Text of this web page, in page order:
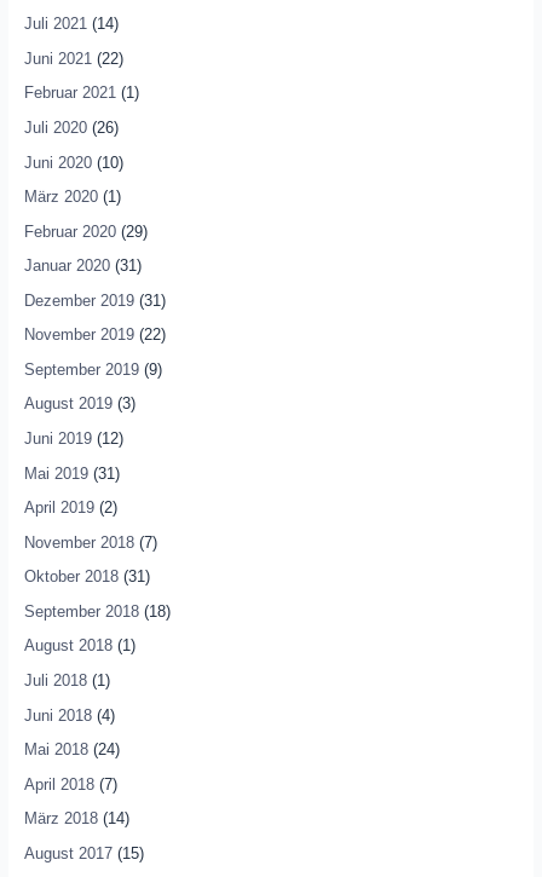
Juli 2021(14)
Juni 2021 (22)
Februar 2021(1)
Juli 2020(26)
Juni 2020(10)
März 2020(1)
Februar 2020(29)
Januar 2020(31)
Dezember 2019(31)
November 2019(22)
September 2019(9)
August 2019(3)
Juni 2019(12)
Mai 2019(31)
April 2019(2)
November 2018(7)
Oktober 2018(31)
September 2018(18)
August 2018(1)
Juli 2018(1)
Juni 2018(4)
Mai 2018(24)
April 2018(7)
März 2018(14)
August 2017(15)